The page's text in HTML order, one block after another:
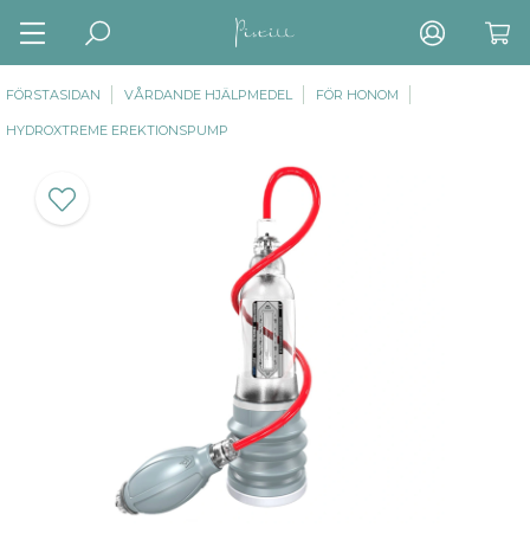
FÖRSTASIDAN VÅRDANDE HJÄLPMEDEL FÖR HONOM
HYDROXTREME EREKTIONSPUMP